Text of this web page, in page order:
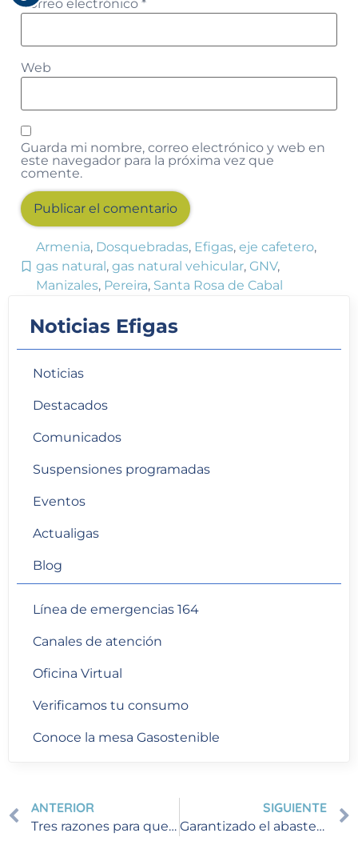
Noticias Efigas
Noticias
Destacados
Comunicados
Suspensiones programadas
Eventos
Actualigas
Blog
Línea de emergencias 164
Canales de atención
Oficina Virtual
Verificamos tu consumo
Conoce la mesa Gasostenible
Correo electrónico *
Web
Guarda mi nombre, correo electrónico y web en
este navegador para la próxima vez que
comente.
Alternative:
Armenia, Dosquebradas, Efigas, eje cafetero,
gas natural , gas natural vehicular, GNV,
Manizales, Pereira, Santa Rosa de Cabal
ANTERIOR
Tres razones para que prefieras ducharte con agua caliente
SIGUIENTE
Garantizado el abastecimiento de Gas Natural Vehicular en el Eje Cafetero